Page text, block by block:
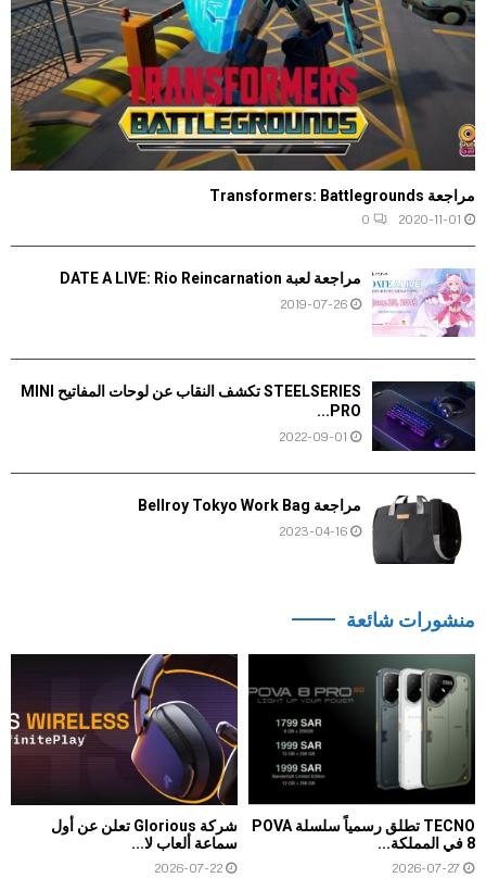
مراجعة Transformers: Battlegrounds
2020-11-01
0
مراجعة لعبة DATE A LIVE: Rio Reincarnation
2019-07-26
STEELSERIES تكشف النقاب عن لوحات المفاتيح MINI
PRO...
2022-09-01
مراجعة Bellroy Tokyo Work Bag
2023-04-16
منشورات شائعة
TECNO تطلق رسمياً سلسلة POVA
8 في المملكة...
2026-07-27
شركة Glorious تعلن عن أول
سماعة ألعاب لا...
2026-07-22